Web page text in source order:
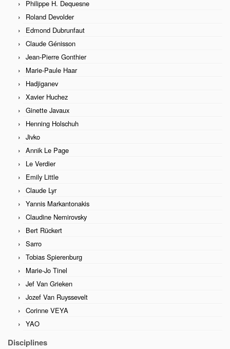
Philippe H. Dequesne
Roland Devolder
Edmond Dubrunfaut
Claude Génisson
Jean-Pierre Gonthier
Marie-Paule Haar
Hadjiganev
Xavier Huchez
Ginette Javaux
Henning Holschuh
Jivko
Annik Le Page
Le Verdier
Emily Little
Claude Lyr
Yannis Markantonakis
Claudine Nemirovsky
Bert Rückert
Sarro
Tobias Spierenburg
Marie-Jo Tinel
Jef Van Grieken
Jozef Van Ruyssevelt
Corinne VEYA
YAO
Disciplines